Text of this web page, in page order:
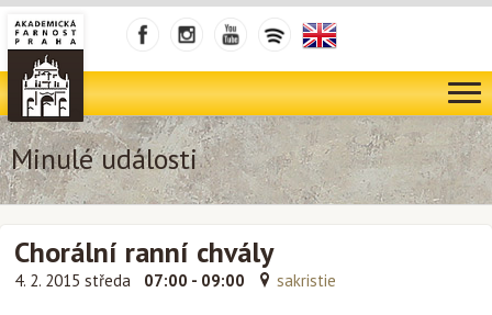
Minulé události
Chorální ranní chvály
4. 2. 2015 středa 07:00 - 09:00 sakristie